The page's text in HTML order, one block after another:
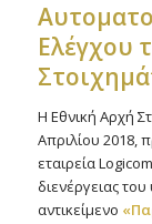
Ελέγχου
Η Εθνική Αρχή
Απριλίου 2018,
εταιρεία
διενέργειας
αντικείμενο